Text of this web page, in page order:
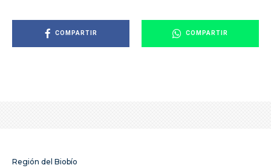
COMPARTIR COMPARTIR
Región del Biobío